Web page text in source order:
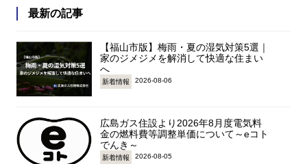
最新の記事
【福山市版】梅雨・夏の湿気対策5選｜
家のジメジメを解消して快適な住まい
へ
新着情報 2026-08-06
広島ガス住設より2026年8月度電気料
金の燃料費等調整単価について～eコト
でんき～
新着情報 2026-08-05